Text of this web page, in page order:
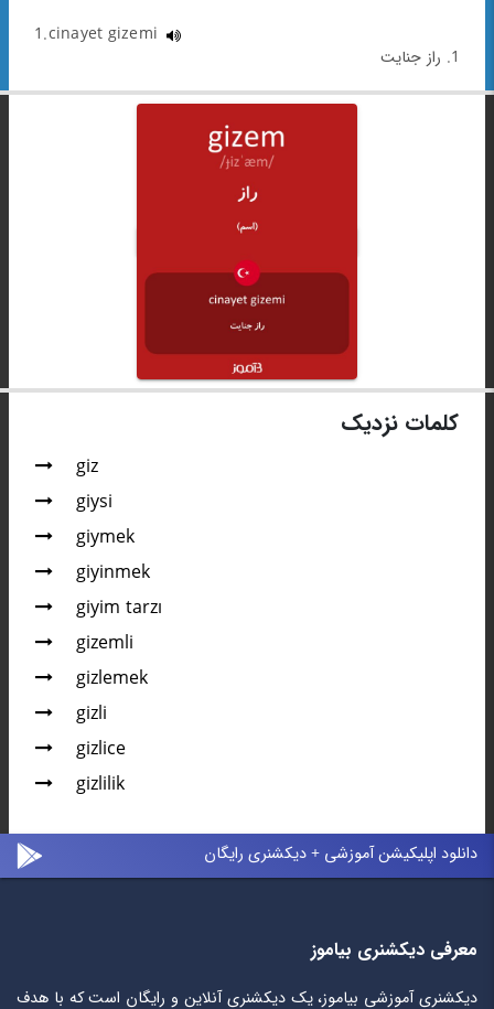
1.cinayet gizemi
1. راز جنایت
کلمات نزدیک
giz
giysi
giymek
giyinmek
giyim tarzı
gizemli
gizlemek
gizli
gizlice
gizlilik
دانلود اپلیکیشن آموزشی + دیکشنری رایگان
معرفی دیکشنری بیاموز
دیکشنری آموزشی بیاموز، یک دیکشنری آنلاین و رایگان است که با هدف